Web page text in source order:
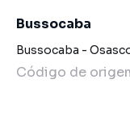
Bussocaba
Bussocaba -
Código de